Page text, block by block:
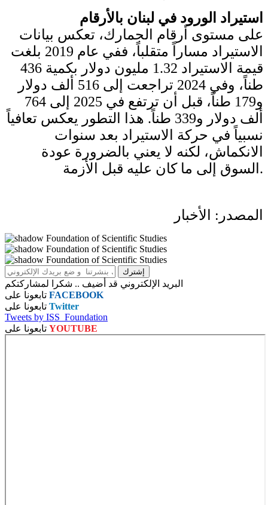
استيراد الورود في لبنان بالأرقام
على مستوى أرقام الجمارك، تعكس بيانات
الاستيراد مساراً متقلباً، ففي عام 2019 بلغت
قيمة الاستيراد 1.32 مليون دولار بكمية 436
طناً، وفي 2024 تراجعت إلى 516 ألف دولار
و179 طناً، قبل أن ترتفع في 2025 إلى 764
ألف دولار و339 طناً. هذا التطور يعكس تعافياً
نسبياً في حركة الاستيراد بعد سنوات
الانكماش، لكنه لا يعني بالضرورة عودة
السوق إلى ما كان عليه قبل الأزمة.
المصدر: الأخبار
البريد الإلكتروني قد أضيف .. شكرا لمشاركتكم
FACEBOOK
Twitter
Tweets by ISS_Foundation
YOUTUBE